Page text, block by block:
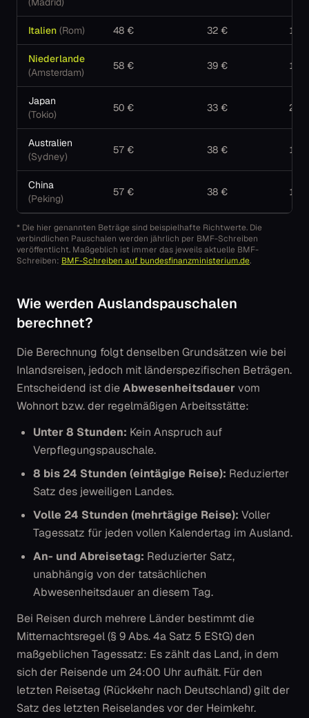
Italien (Rom) 48 € 32 € 150
Niederlande
(Amsterdam)
58 € 39 € 167
Japan
(Tokio)
50 € 33 € 285
Australien
(Sydney)
57 € 38 € 173
China
(Peking)
57 € 38 € 184
* Die hier genannten Beträge sind beispielhafte Richtwerte. Die
verbindlichen Pauschalen werden jährlich per BMF-Schreiben
veröffentlicht. Maßgeblich ist immer das jeweils aktuelle BMF-
Schreiben: BMF-Schreiben auf bundesfinanzministerium.de.
Wie werden Auslandspauschalen
berechnet?
Die Berechnung folgt denselben Grundsätzen wie bei
Inlandsreisen, jedoch mit länderspezifischen Beträgen.
Entscheidend ist dieAbwesenheitsdauervom
Wohnort bzw. der regelmäßigen Arbeitsstätte:
Unter 8 Stunden: Kein Anspruch auf
Verpflegungspauschale.
8 bis 24 Stunden (eintägige Reise): Reduzierter
Satz des jeweiligen Landes.
Volle 24 Stunden (mehrtägige Reise): Voller
Tagessatz für jeden vollen Kalendertag im Ausland.
An- und Abreisetag: Reduzierter Satz,
unabhängig von der tatsächlichen
Abwesenheitsdauer an diesem Tag.
Bei Reisen durch mehrere Länder bestimmt die
Mitternachtsregel (§ 9 Abs. 4a Satz 5 EStG) den
maßgeblichen Tagessatz: Es zählt das Land, in dem
sich der Reisende um 24:00 Uhr aufhält. Für den
letzten Reisetag (Rückkehr nach Deutschland) gilt der
Satz des letzten Reiselandes vor der Heimkehr.